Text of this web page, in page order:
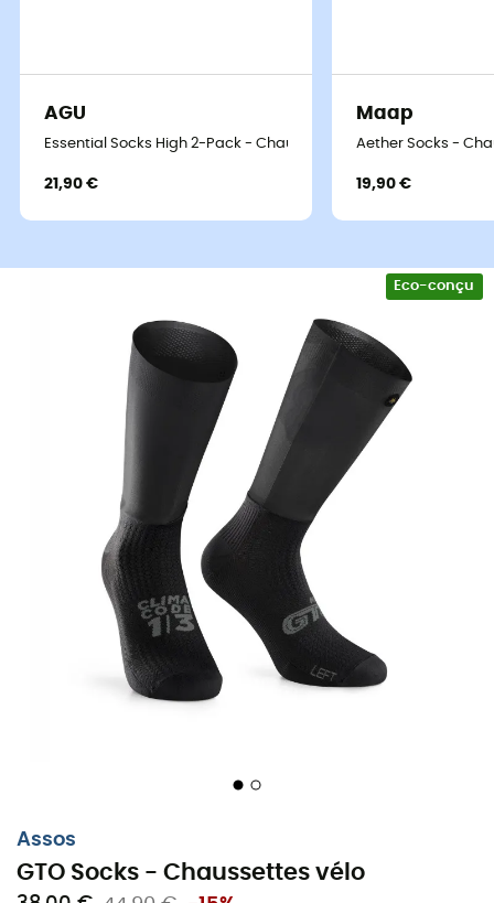
AGU
Essential Socks High 2-Pack - Chaussettes vélo
21,90 €
Maap
Aether Socks -
19,90 €
Eco-conçu
Assos
GTO Socks - Chaussettes vélo
de vos sorties à vélo. C'est pourquoi les chaussettes de